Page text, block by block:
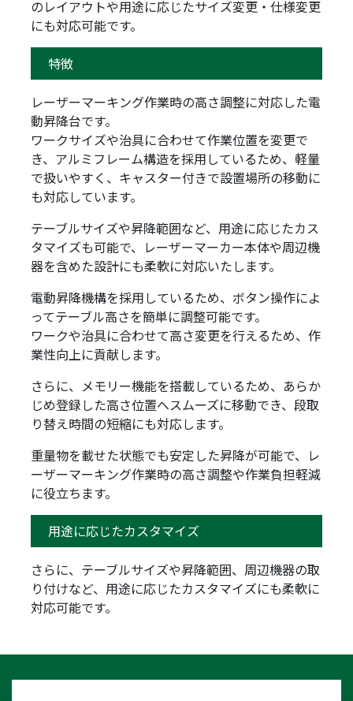
のレイアウトや用途に応じたサイズ変更・仕様変更
にも対応可能です。
特徴
レーザーマーキング作業時の高さ調整に対応した電
動昇降台です。
ワークサイズや治具に合わせて作業位置を変更で
き、アルミフレーム構造を採用しているため、軽量
で扱いやすく、キャスター付きで設置場所の移動に
も対応しています。
テーブルサイズや昇降範囲など、用途に応じたカス
タマイズも可能で、レーザーマーカー本体や周辺機
器を含めた設計にも柔軟に対応いたします。
電動昇降機構を採用しているため、ボタン操作によ
ってテーブル高さを簡単に調整可能です。
ワークや治具に合わせて高さ変更を行えるため、作
業性向上に貢献します。
さらに、メモリー機能を搭載しているため、あらか
じめ登録した高さ位置へスムーズに移動でき、段取
り替え時間の短縮にも対応します。
重量物を載せた状態でも安定した昇降が可能で、レ
ーザーマーキング作業時の高さ調整や作業負担軽減
に役立ちます。
用途に応じたカスタマイズ
さらに、テーブルサイズや昇降範囲、周辺機器の取
り付けなど、用途に応じたカスタマイズにも柔軟に
対応可能です。